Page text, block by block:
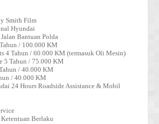
Smith Film
Hyundai
Bantuan Polda
/ 100.000 KM
4 Tahun / 60.000 KM (termasuk Oli Mesin)
5 Tahun / 75.000 KM
/ 40.000 KM
/ 40.000 KM
24 Hours Roadside Assistance & Mobil
Berlaku